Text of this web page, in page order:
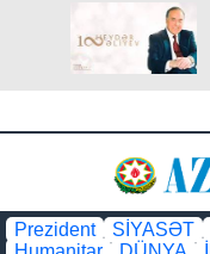
Prezident SİYASƏT